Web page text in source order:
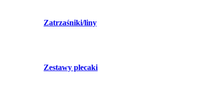
Zatrzaśniki/liny
Zestawy plecaki